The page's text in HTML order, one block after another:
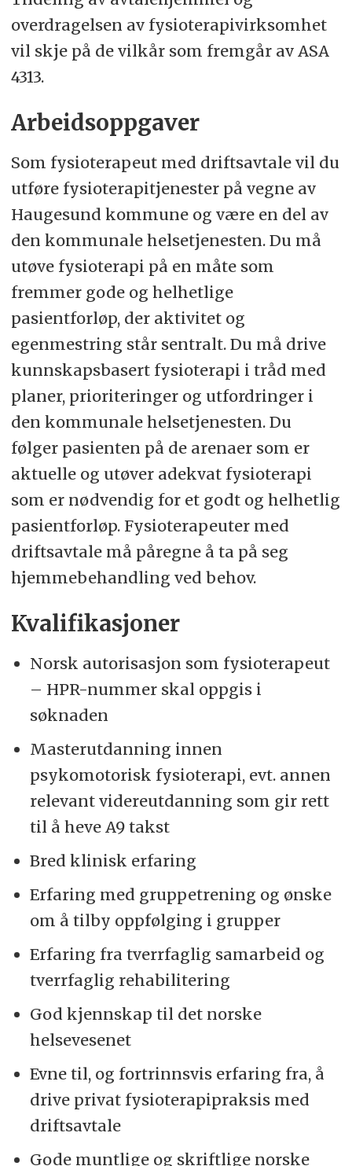
overdragelsen av fysioterapivirksomhet
vil skje på de vilkår som fremgår av ASA
4313.
Arbeidsoppgaver
Som fysioterapeut med driftsavtale vil du
utføre fysioterapitjenester på vegne av
Haugesund kommune og være en del av
den kommunale helsetjenesten. Du må
utøve fysioterapi på en måte som
fremmer gode og helhetlige
pasientforløp, der aktivitet og
egenmestring står sentralt. Du må drive
kunnskapsbasert fysioterapi i tråd med
planer, prioriteringer og utfordringer i
den kommunale helsetjenesten. Du
følger pasienten på de arenaer som er
aktuelle og utøver adekvat fysioterapi
som er nødvendig for et godt og helhetlig
pasientforløp. Fysioterapeuter med
driftsavtale må påregne å ta på seg
hjemmebehandling ved behov.
Kvalifikasjoner
Norsk autorisasjon som fysioterapeut
– HPR-nummer skal oppgis i
søknaden
Masterutdanning innen
psykomotorisk fysioterapi, evt. annen
relevant videreutdanning som gir rett
til å heve A9 takst
Bred klinisk erfaring
Erfaring med gruppetrening og ønske
om å tilby oppfølging i grupper
Erfaring fra tverrfaglig samarbeid og
tverrfaglig rehabilitering
God kjennskap til det norske
helsevesenet
Evne til, og fortrinnsvis erfaring fra, å
drive privat fysioterapipraksis med
driftsavtale
Gode muntlige og skriftlige norske